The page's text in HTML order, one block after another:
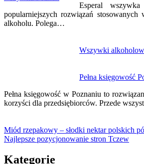
Esperal
popularniejszych rozwiązań stosowanych
alkoholu. Polega…
Wszywki
Pełna księgowość
Pełna księgowość w Poznaniu to
korzyści dla przedsiębiorców. Przede
Miód rzepakowy – słodki nektar polskich
Najlepsze pozycjonowanie stron Tczew
Kategorie